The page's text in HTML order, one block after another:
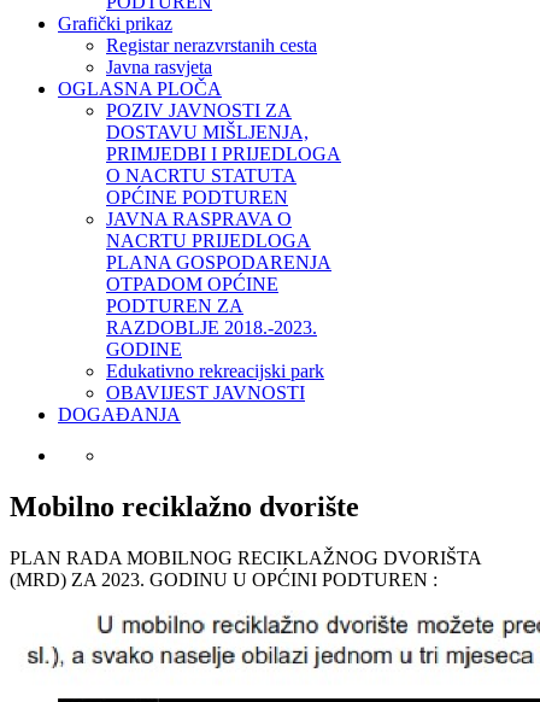
Grafički prikaz
Registar nerazvrstanih cesta
Javna rasvjeta
OGLASNA PLOČA
POZIV JAVNOSTI ZA
DOSTAVU MIŠLJENJA,
PRIMJEDBI I PRIJEDLOGA
O NACRTU STATUTA
OPĆINE PODTUREN
JAVNA RASPRAVA O
NACRTU PRIJEDLOGA
PLANA GOSPODARENJA
OTPADOM OPĆINE
PODTUREN ZA
RAZDOBLJE 2018.-2023.
GODINE
Edukativno rekreacijski park
OBAVIJEST JAVNOSTI
DOGAĐANJA
Mobilno reciklažno dvorište
PLAN RADA MOBILNOG RECIKLAŽNOG DVORIŠTA
(MRD) ZA 2023. GODINU U OPĆINI PODTUREN :